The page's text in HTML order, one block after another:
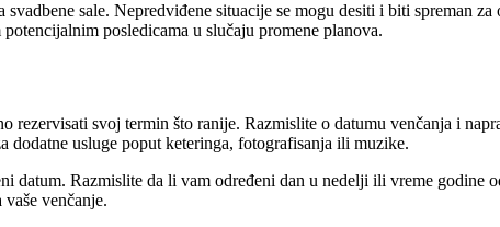
sale. Nepredviđene situacije se mogu desiti i biti spreman
posledicama u slučaju promene planova.
rezervisati svoj termin što ranije. Razmislite o datumu venčanja i
dodatne usluge poput keteringa, fotografisanja ili muzike.
datum. Razmislite da li vam određeni dan u nedelji ili vreme
venčanje.